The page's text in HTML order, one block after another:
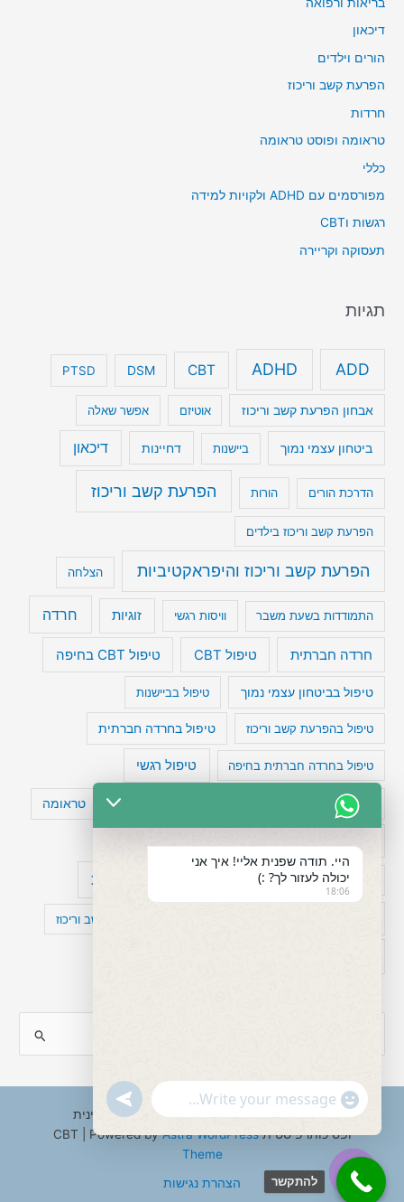
דיכאון
הורים וילדים
הפרעת קשב וריכוז
חרדות
טראומה ופוסט טראומה
כללי
מפורסמים עם ADHD ולקויות למידה
רגשות וCBT
תעסוקה וקריירה
תגיות
ADD
ADHD
CBT
DSM
PTSD
אבחון הפרעת קשב וריכוז אוטיזם אפשר שאלה
ביטחון עצמי נמוך ביישנות דחיינות דיכאון
הדרכת הורים הורות הפרעת קשב וריכוז
הפרעת קשב וריכוז בילדים
הפרעת קשב וריכוז והיפראקטיביות הצלחה
התמודדות בשעת משבר וויסות רגשי זוגיות חרדה
חרדה חברתית טיפול CBT טיפול CBT בחיפה
טיפול בביטחון עצמי נמוך טיפול בביישנות
טיפול בהפרעת קשב וריכוז טיפול בחרדה חברתית
טיפול בחרדה חברתית בחיפה טיפול רגשי
טיפול תרופתי להפרעת קשב טעויות חשיבה טראומה
מפורסמים עם הפרעת קשב עיצות
קומורבידיות להפרעת קשב וריכוז
a
c
f
Copyright © 2026 ענבל טננבאום - עו"ס קלינית
ופסיכותרפיסטית CBT | Powered byAstra WordPress
Theme
הצהרת נגישות
להתקשר
היי. תודה שפנית אליי! איך אני
יכולה לעזור לך? :)
18:06
"+chaty_settings.lang.emoji_picker+"
WhatsApp
undefined